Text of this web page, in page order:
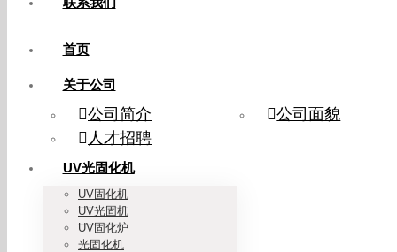
首页
关于公司
公司简介
公司面貌
人才招聘
UV光固化机
UV固化机
UV光固机
UV固化炉
光固化机